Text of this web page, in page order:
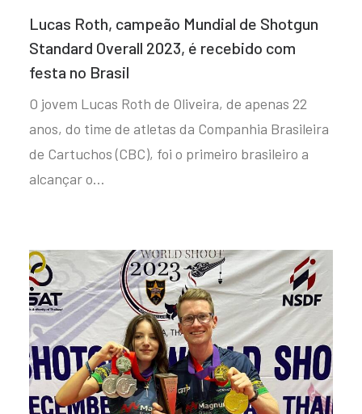
Lucas Roth, campeão Mundial de Shotgun
Standard Overall 2023, é recebido com
festa no Brasil
O jovem Lucas Roth de Oliveira, de apenas 22
anos, do time de atletas da Companhia Brasileira
de Cartuchos (CBC), foi o primeiro brasileiro a
alcançar o…